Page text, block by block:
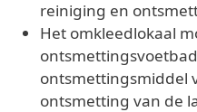
reiniging en
Het omkleedlokaal
ontsmettingsmiddel
ontsmetting van de